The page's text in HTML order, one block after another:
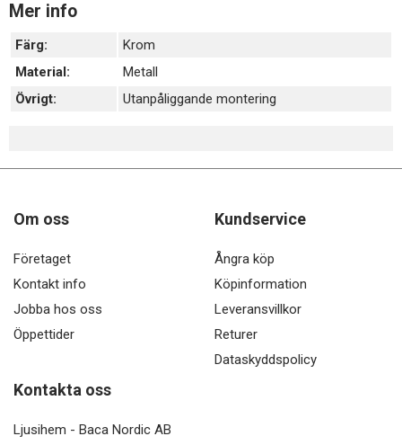
Mer info
Färg:
Krom
Material:
Metall
Övrigt:
Utanpåliggande montering
Om oss
Företaget
Kontakt info
Jobba hos oss
Öppettider
Kundservice
Ångra köp
Köpinformation
Leveransvillkor
Returer
Dataskyddspolicy
Kontakta oss
Ljusihem - Baca Nordic AB